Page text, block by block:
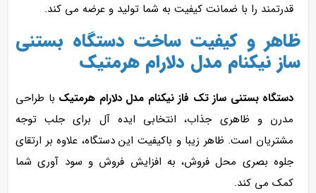
قدرتمند را با ضمانت کیفیت به شما تولید و عرضه می‌ کند.
ظاهر و کیفیت ساخت دستگاه بستنی
ساز نیکنام مدل دلارام هرمتیک
دستگاه بستنی ساز تک فاز نیکنام مدل دلارام هرمتیک با طراحی
مدرن و ظاهری جذاب، انتخابی ایده‌ آل برای جلب توجه
مشتریان است. ظاهر زیبا و باکیفیت این دستگاه، علاوه بر ارتقای
جلوه بصری محل فروش، به افزایش فروش و سود آوری شما
کمک می‌ کند.